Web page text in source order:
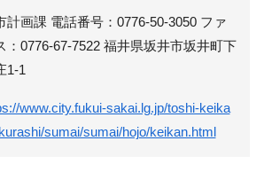
計画課 電話番号：0776-50-3050 ファ
：0776-67-7522 福井県坂井市坂井町下
1-1
www.city.fukui-sakai.lg.jp/toshi-keika
sumai/sumai/hojo/keikan.html